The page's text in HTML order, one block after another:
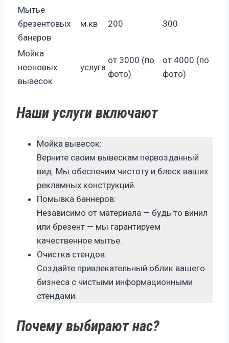
Мытье
брезентовых
банеров
м.кв 200 300
Мойка
неоновых
вывесок
услуга
от 3000 (по
фото)
от 4000 (по
фото)
Наши услуги включают
Мойка вывесок:
Верните своим вывескам первозданный
вид. Мы обеспечим чистоту и блеск ваших
рекламных конструкций.
Помывка баннеров:
Независимо от материала — будь то винил
или брезент — мы гарантируем
качественное мытье.
Очистка стендов:
Создайте привлекательный облик вашего
бизнеса с чистыми информационными
стендами.
Почему выбирают нас?